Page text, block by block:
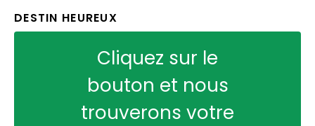
DESTIN HEUREUX
Cliquez sur le
bouton et nous
trouverons votre